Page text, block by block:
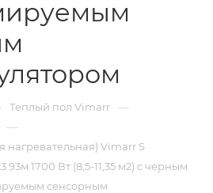
Теплый пол Vimarr —
—
нагревательная) Vimarr S
93м 1700 Вт (8,5-11,35 м2) с черным
сенсорным